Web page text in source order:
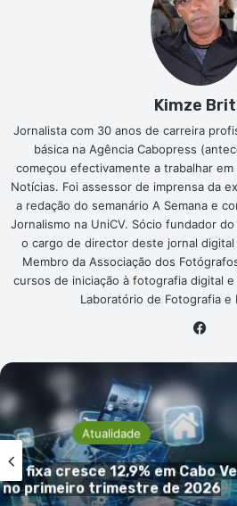
Kimze
Jornalista com 30 anos de carreira
básica na Agência Cabopress
começou efectivamente a trabalhar
Notícias. Foi assessor de imprensa da
a redação do semanário A Semana e
Jornalismo na UniCV. Sócio fundador
o cargo de director deste jornal
Membro da Associação dos
cursos de iniciação à fotografia digital
Laboratório de Fotografia e
Atualidade
INECV descarta
manipulção e reafirma
rigor das